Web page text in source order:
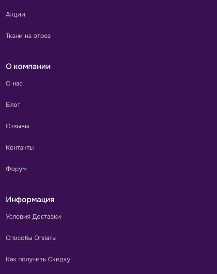
Акции
Ткани на отрез
О компании
О нас
Блог
Отзывы
Контакты
Форум
Информация
Условия Доставки
Способы Оплаты
Как получить Скидку